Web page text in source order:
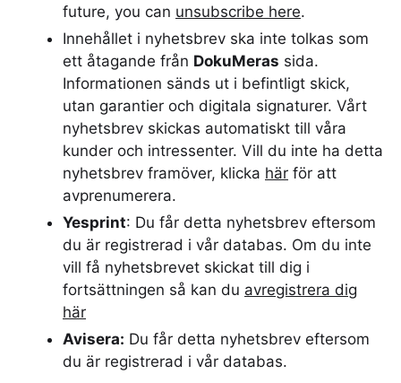
future, you can unsubscribe here.
Innehållet i nyhetsbrev ska inte tolkas som
ett åtagande från DokuMeras sida.
Informationen sänds ut i befintligt skick,
utan garantier och digitala signaturer. Vårt
nyhetsbrev skickas automatiskt till våra
kunder och intressenter. Vill du inte ha detta
nyhetsbrev framöver, klicka här för att
avprenumerera.
Yesprint: Du får detta nyhetsbrev eftersom
du är registrerad i vår databas. Om du inte
vill få nyhetsbrevet skickat till dig i
fortsättningen så kan du avregistrera dig
här
Avisera: Du får detta nyhetsbrev eftersom
du är registrerad i vår databas.